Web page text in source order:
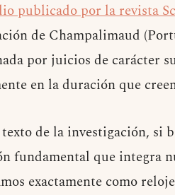
publicado por la revista
de Champalimaud
por juicios de carácter
en la duración que
texto de la investigación, si
fundamental que integra
exactamente como